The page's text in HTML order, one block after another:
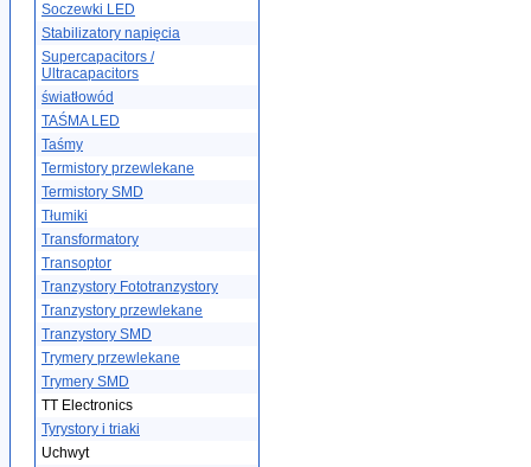
Soczewki LED
Stabilizatory napięcia
Supercapacitors /
Ultracapacitors
światłowód
TAŚMA LED
Taśmy
Termistory przewlekane
Termistory SMD
Tłumiki
Transformatory
Transoptor
Tranzystory Fototranzystory
Tranzystory przewlekane
Tranzystory SMD
Trymery przewlekane
Trymery SMD
TT Electronics
Tyrystory i triaki
Uchwyt